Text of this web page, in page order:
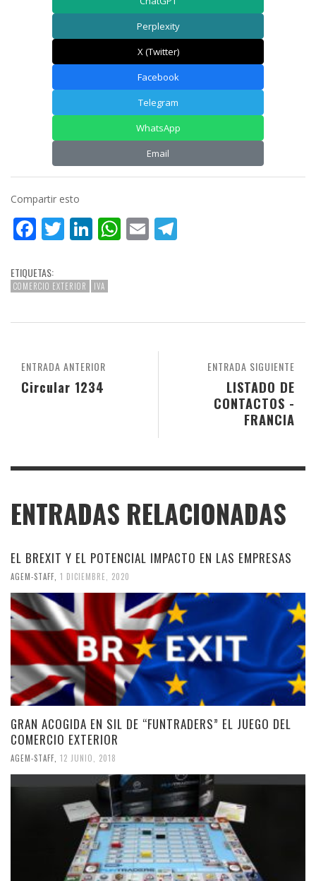
Perplexity
X (Twitter)
Facebook
Telegram
WhatsApp
Email
Compartir esto
Facebook
Twitter
LinkedIn
WhatsApp
Email
ETIQUETAS:
COMERCIO EXTERIOR IVA
ENTRADA SIGUIENTE
LISTADO DE
CONTACTOS -
FRANCIA
ENTRADA ANTERIOR
Circular 1234
ENTRADAS RELACIONADAS
EL BREXIT Y EL POTENCIAL IMPACTO EN LAS EMPRESAS
AGEM-STAFF 1 DICIEMBRE, 2020
GRAN ACOGIDA EN SIL DE “FUNTRADERS” EL JUEGO DEL
COMERCIO EXTERIOR
AGEM-STAFF 12 JUNIO, 2018